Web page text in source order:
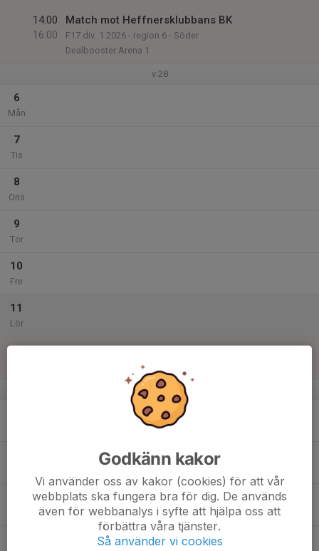
14:00
16:00
Match mot Heffnersklubbans BK
F17 div. 1 2026 - region 6 - Söder
Dealbooster Arena 1
v.28
6
Mån
7
Tis
8
Ons
9
Tor
10
Fre
11
Lör
12
v.29
Godkänn kakor
Vi använder oss av kakor (cookies) för att vår
webbplats ska fungera bra för dig. De används
även för webbanalys i syfte att hjälpa oss att
förbättra våra tjänster.
Så använder vi cookies